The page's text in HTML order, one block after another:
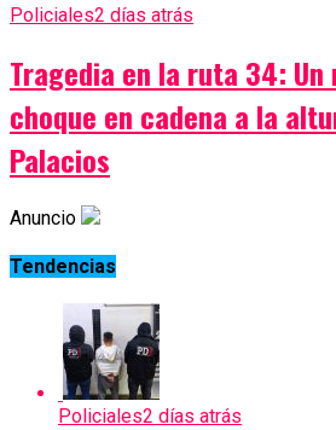
Policiales2 días atrás
Tragedia en la ruta 34:
choque en cadena a la
Palacios
Anuncio
Tendencias
Policiales2 días atrás